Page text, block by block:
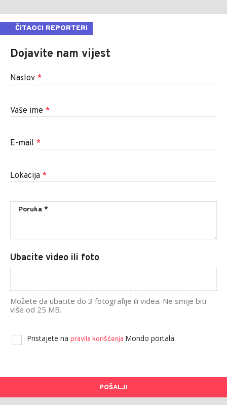
ČITAOCI REPORTERI
Dojavite nam vijest
Naslov *
Vaše ime *
E-mail *
Lokacija *
Ubacite video ili foto
Možete da ubacite do 3 fotografije ili videa. Ne smije biti
više od 25 MB.
Pristajete na pravila korišćenja Mondo portala.
POŠALJI